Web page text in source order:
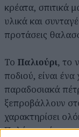
κρέατα, σπιτικά
υλικά και
προτάσεις
Το Παλιούρι, το
ποδιού, είναι
παραδοσιακά
ξεπροβάλλουν
χαρακτηρίσει
Πολύ κοντά του,
Αναζήτηση
για...